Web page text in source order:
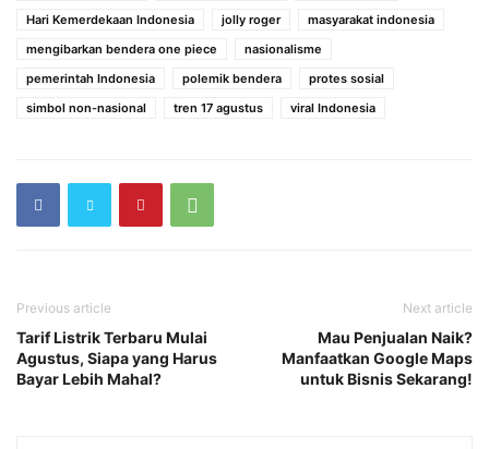
Hari Kemerdekaan Indonesia
jolly roger
masyarakat indonesia
mengibarkan bendera one piece
nasionalisme
pemerintah Indonesia
polemik bendera
protes sosial
simbol non-nasional
tren 17 agustus viral Indonesia
Previous article
Tarif Listrik Terbaru Mulai
Agustus, Siapa yang Harus
Bayar Lebih Mahal?
Next article
Mau Penjualan Naik?
Manfaatkan Google Maps
untuk Bisnis Sekarang!